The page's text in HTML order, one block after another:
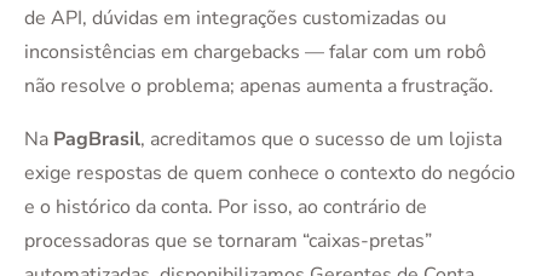
de API, dúvidas em integrações customizadas ou
inconsistências em chargebacks — falar com um robô
não resolve o problema; apenas aumenta a frustração.
Na PagBrasil, acreditamos que o sucesso de um lojista
exige respostas de quem conhece o contexto do negócio
e o histórico da conta. Por isso, ao contrário de
processadoras que se tornaram “caixas-pretas”